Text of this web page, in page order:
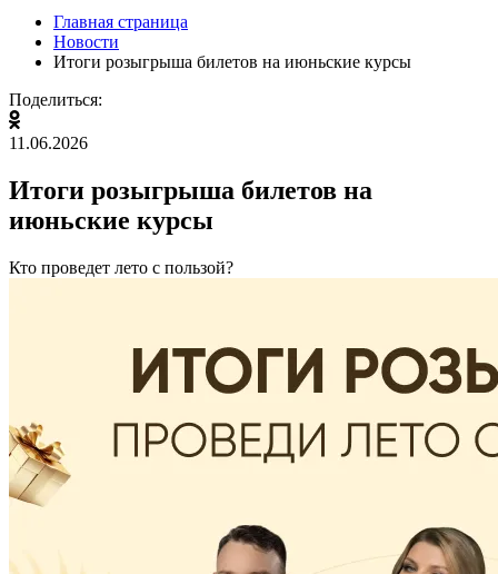
Главная страница
Новости
Итоги розыгрыша билетов на июньские курсы
Поделиться:
11.06.2026
Итоги розыгрыша билетов на
июньские курсы
Кто проведет лето с пользой?